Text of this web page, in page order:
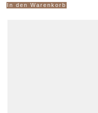
In den Warenkorb